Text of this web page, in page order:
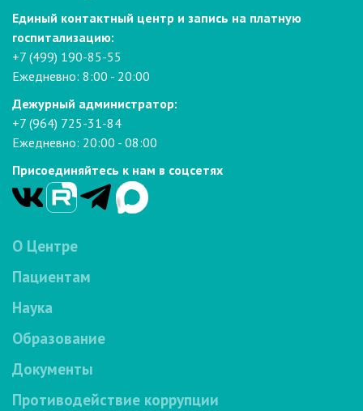
Единый контактный центр и запись на платную
госпитализацию:
+7 (499) 190-85-55
Ежедневно: 8:00 - 20:00
Дежурный администратор:
+7 (964) 725-31-84
Ежедневно: 20:00 - 08:00
Присоединяйтесь к нам в соцсетях
О Центре
Пациентам
Наука
Образование
Документы
Противодействие коррупции